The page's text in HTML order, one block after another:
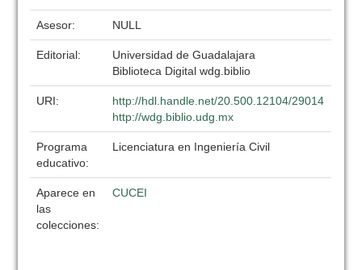
Asesor: NULL
Editorial:
Universidad de Guadalajara
Biblioteca Digital wdg.biblio
URI:
http://hdl.handle.net/20.500.12104/29014
http://wdg.biblio.udg.mx
Programa
educativo:
Licenciatura en Ingeniería Civil
Aparece en
las
colecciones:
CUCEI